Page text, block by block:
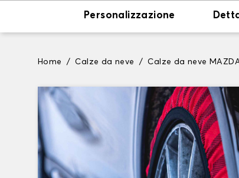
Personalizzazione
Home Calze da neve Calze da neve